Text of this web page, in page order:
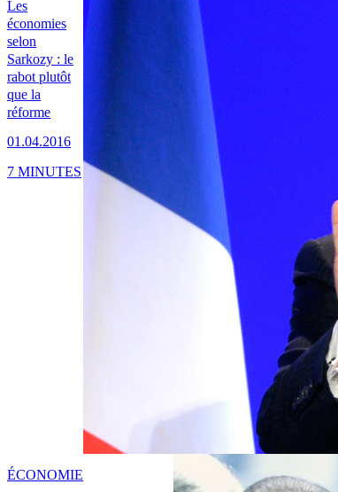
Les
économies
selon
Sarkozy : le
rabot plutôt
que la
réforme
01.04.2016
7 MINUTES
ÉCONOMIE